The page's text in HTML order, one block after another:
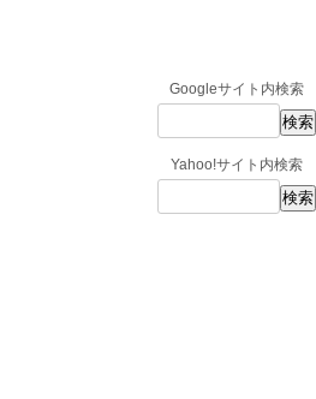
Googleサイト内検索
Yahoo!サイト内検索